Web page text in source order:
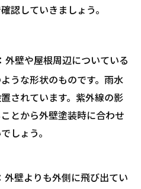
認していきましょう。
：外壁や屋根周辺についている
うな形状のものです。雨水
されています。紫外線の影
とから外壁塗装時に合わせ
しょう。
外壁よりも外側に飛び出てい